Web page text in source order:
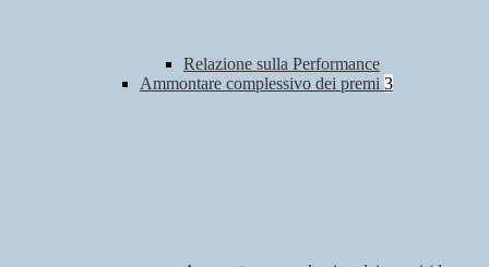
Relazione sulla Performance
Ammontare complessivo dei premi 3